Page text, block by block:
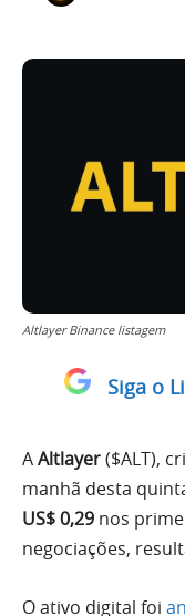
Altlayer Binance listagem
Siga o
AAltlayer($ALT),
manhã desta
US$ 0,29 nos
negociações,
O ativo digital foi